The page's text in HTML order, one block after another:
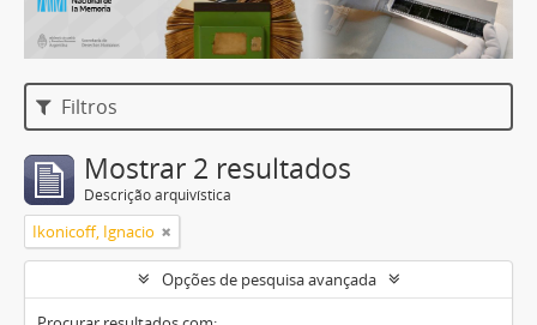
Filtros
Mostrar 2 resultados
Descrição arquivística
Ikonicoff, Ignacio
Opções de pesquisa avançada